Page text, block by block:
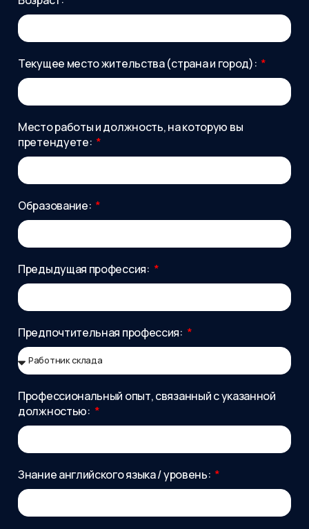
Текущее место жительства (страна и город):
Место работы и должность, на которую вы
претендуете:
Образование:
Предыдущая профессия:
Предпочтительная профессия:
Профессиональный опыт, связанный с указанной
должностью:
Знание английского языка / уровень: